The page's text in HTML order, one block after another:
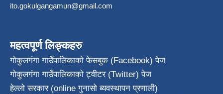
ito.gokulgangamun@gmail.com
महत्वपूर्ण लिङ्कहरु
गोकुलगंगा गाउँपालिकाको फेसबुक (Facebook) पेज
गोकुलगंगा गाउँपालिकाको ट्वीटर (Twitter) पेज
हेल्लो सरकार (online गुनासो ब्यवस्थापन प्रणाली)